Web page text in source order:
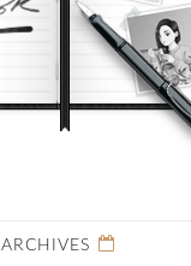
ARCHIVES